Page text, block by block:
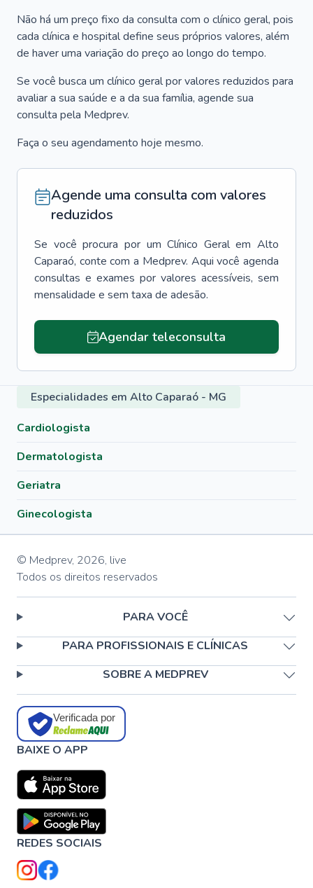
Não há um preço fixo da consulta com o clínico geral, pois
cada clínica e hospital define seus próprios valores, além
de haver uma variação do preço ao longo do tempo.
Se você busca um clínico geral por valores reduzidos para
avaliar a sua saúde e a da sua família, agende sua
consulta pela Medprev.
Faça o seu agendamento hoje mesmo.
Agende uma consulta com valores
reduzidos
Se você procura por um Clínico Geral em Alto
Caparaó, conte com a Medprev. Aqui você agenda
consultas e exames por valores acessíveis, sem
mensalidade e sem taxa de adesão.
Agendar teleconsulta
Especialidades em Alto Caparaó - MG
Cardiologista
Dermatologista
Geriatra
Ginecologista
© Medprev, 2026, live
Todos os direitos reservados
PARA VOCÊ
PARA PROFISSIONAIS E CLÍNICAS
SOBRE A MEDPREV
Verificada por
BAIXE O APP
REDES SOCIAIS